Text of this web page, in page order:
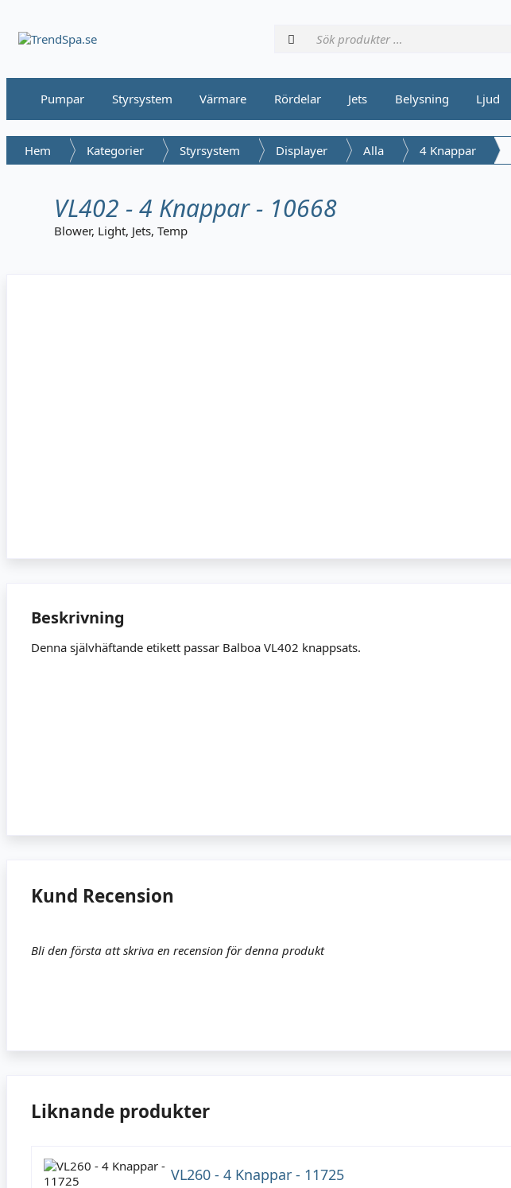
Pumpar Styrsystem Värmare Rördelar Jets Belysning Ljud
Hem Kategorier Styrsystem Displayer Alla 4 Knappar
VL402 - 4 Knappar - 10668
Blower, Light, Jets, Temp
Beskrivning
Denna självhäftande etikett passar Balboa VL402 knappsats.
Kund Recension
Bli den första att skriva en recension för denna produkt
Liknande produkter
VL260 - 4 Knappar - 11725